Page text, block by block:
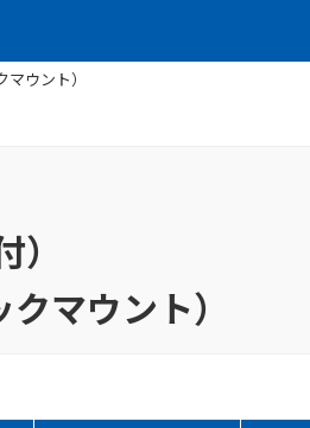
ウント）
マウント）